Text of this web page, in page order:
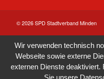
© 2026 SPD Stadtverband Minden
Wir verwenden technisch
Webseite sowie externe
externen Dienste deaktiviert.
Sie unsere